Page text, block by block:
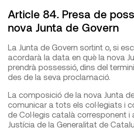
Article 84. Presa de
nova Junta de Govern
La Junta de Govern sortint o, si
acordarà la data en què la nova
prendrà possessió, dins del
des de la seva proclamació.
La composició de la nova Junta
comunicar a tots els col·legiats i
de Col·legis català corresponent
Justícia de la Generalitat de